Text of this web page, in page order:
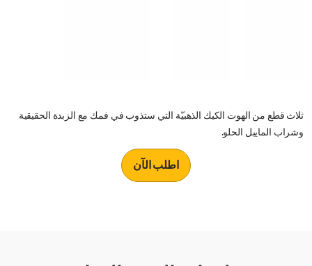
ثلاث قطع من الهوت الكيك الذهبيّة التي ستذوب في فمك مع الزبدة الحقيقية
وشراب المايبل الحلو.
اطلب الآن